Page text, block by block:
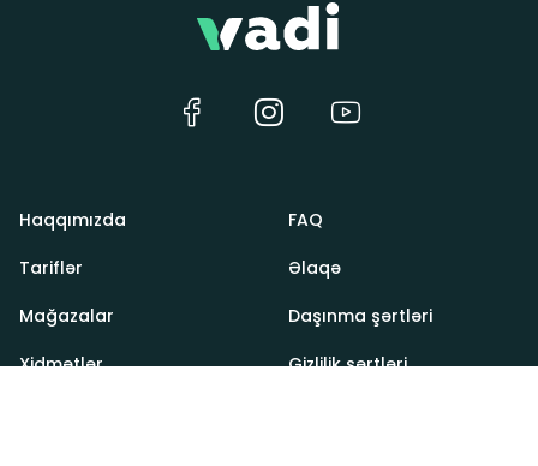
Haqqımızda
Tariflər
Mağazalar
Xidmətlər
FAQ
Əlaqə
Daşınma şərtləri
Gizlilik şərtləri